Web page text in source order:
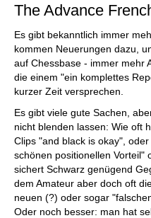
The Advance
Es gibt bekanntlich immer
kommen Neuerungen dazu,
auf Chessbase - immer mehr
die einem "ein komplettes
kurzer Zeit versprechen.
Es gibt viele gute Sachen,
nicht blenden lassen: Wie oft
Clips "and black is okay",
schönen positionellen Vorteil"
sichert Schwarz genügend
dem Amateur aber doch oft
neuen (?) oder sogar
Oder noch besser: man hat